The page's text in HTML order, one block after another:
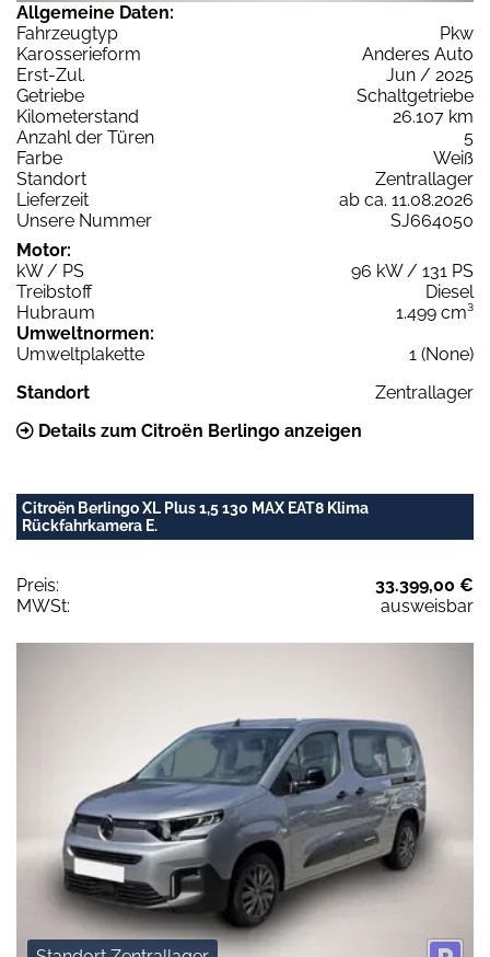
Allgemeine Daten:
Fahrzeugtyp
Pkw
Karosserieform
Anderes Auto
Erst-Zul.
Jun / 2025
Getriebe
Schaltgetriebe
Kilometerstand
26.107 km
Anzahl der Türen
5
Farbe
Weiß
Standort
Zentrallager
Lieferzeit
ab ca. 11.08.2026
Unsere Nummer
SJ664050
Motor:
kW / PS
96 kW / 131 PS
Treibstoff
Diesel
Hubraum
1.499 cm³
Umweltnormen:
Umweltplakette
1 (None)
Standort
Zentrallager
Details zum Citroën Berlingo anzeigen
Citroën Berlingo XL Plus 1,5 130 MAX EAT8 Klima
Rückfahrkamera E.
Preis:
33.399,00 €
MWSt:
ausweisbar